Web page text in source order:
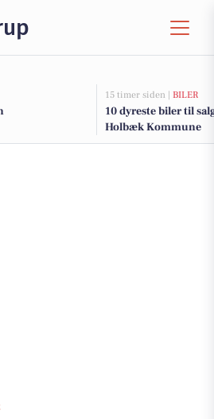
15 timer siden | BILER
10 dyreste biler til
Holbæk Kommune
i Jyderup afslørede høje hastigheder